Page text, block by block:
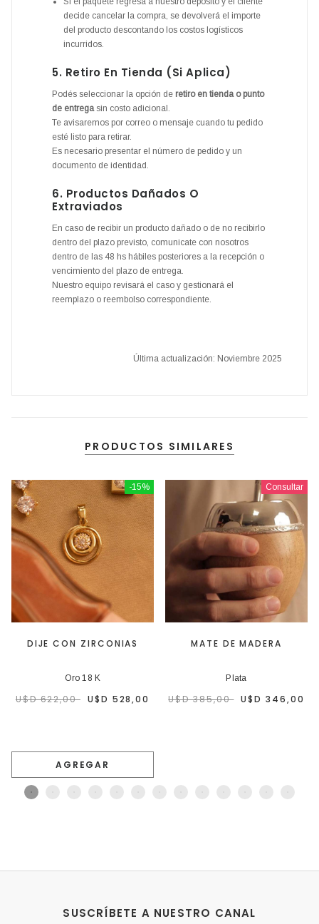
decide cancelar la compra, se devolverá el importe
del producto descontando los costos logísticos
incurridos.
5. Retiro En Tienda (si Aplica)
Podés seleccionar la opción de retiro en tienda o punto
de entregasin costo adicional.
Te avisaremos por correo o mensaje cuando tu pedido
esté listo para retirar.
Es necesario presentar el número de pedido y un
documento de identidad.
6. Productos Dañados O
Extraviados
En caso de recibir un producto dañado o de no recibirlo
dentro del plazo previsto, comunicate con nosotros
dentro de las 48 hs hábiles posteriores a la recepción o
vencimiento del plazo de entrega.
Nuestro equipo revisará el caso y gestionará el
reemplazo o reembolso correspondiente.
Última actualización: Noviembre 2025
PRODUCTOS SIMILARES
-15%
DIJE CON ZIRCONIAS
Oro 18 K
U$D 622,00 U$D 528,00
AGREGAR
Consultar
MATE DE MADERA
Plata
U$D 385,00 U$D 346,00
SUSCRÍBETE A NUESTRO CANAL